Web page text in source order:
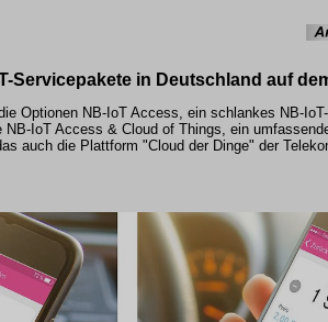
Servicepakete in Deutschland auf
Optionen NB-IoT Access, ein schlankes NB-
NB-IoT Access & Cloud of Things, ein
auch die Plattform "Cloud der Dinge" der